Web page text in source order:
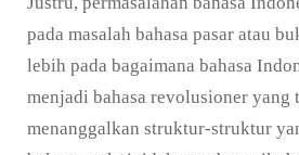
pada masalah bahasa pasar atau
lebih pada bagaimana bahasa
menjadi bahasa revolusioner yang
menanggalkan struktur-struktur